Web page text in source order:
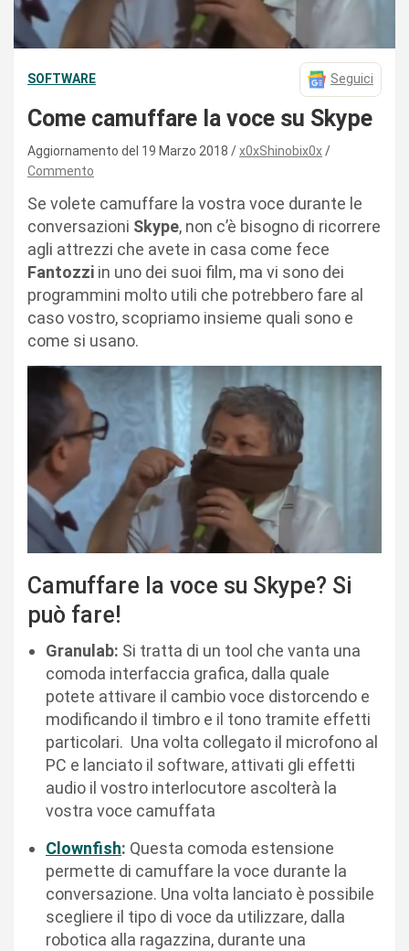
SOFTWARE Seguici
Come camuffare la voce su Skype
Aggiornamento del 19 Marzo 2018
x0xShinobix0x
Commento
Se volete camuffare la vostra voce durante le
conversazioni Skype, non c’è bisogno di ricorrere
agli attrezzi che avete in casa come fece
Fantozzi in uno dei suoi film, ma vi sono dei
programmini molto utili che potrebbero fare al
caso vostro, scopriamo insieme quali sono e
come si usano.
Camuffare la voce su Skype? Si
può fare!
Granulab: Si tratta di un tool che vanta una
comoda interfaccia grafica, dalla quale
potete attivare il cambio voce distorcendo e
modificando il timbro e il tono tramite effetti
particolari. Una volta collegato il microfono al
PC e lanciato il software, attivati gli effetti
audio il vostro interlocutore ascolterà la
vostra voce camuffata
Clownfish: Questa comoda estensione
permette di camuffare la voce durante la
conversazione. Una volta lanciato è possibile
scegliere il tipo di voce da utilizzare, dalla
robotica alla ragazzina, durante una